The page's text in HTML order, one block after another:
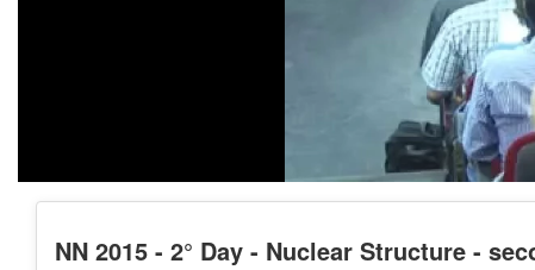
NN 2015 - 2° Day - Nuclear Structure -